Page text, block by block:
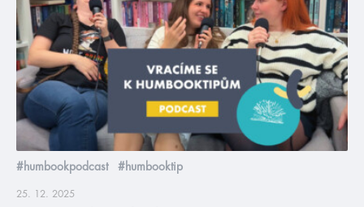
#humbookpodcast #humbooktip
25. 12. 2025